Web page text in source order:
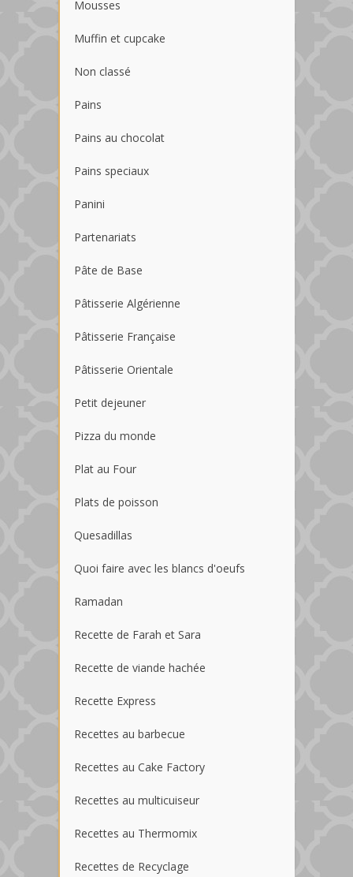
Mousses
Muffin et cupcake
Non classé
Pains
Pains au chocolat
Pains speciaux
Panini
Partenariats
Pâte de Base
Pâtisserie Algérienne
Pâtisserie Française
Pâtisserie Orientale
Petit dejeuner
Pizza du monde
Plat au Four
Plats de poisson
Quesadillas
Quoi faire avec les blancs d'oeufs
Ramadan
Recette de Farah et Sara
Recette de viande hachée
Recette Express
Recettes au barbecue
Recettes au Cake Factory
Recettes au multicuiseur
Recettes au Thermomix
Recettes de Recyclage